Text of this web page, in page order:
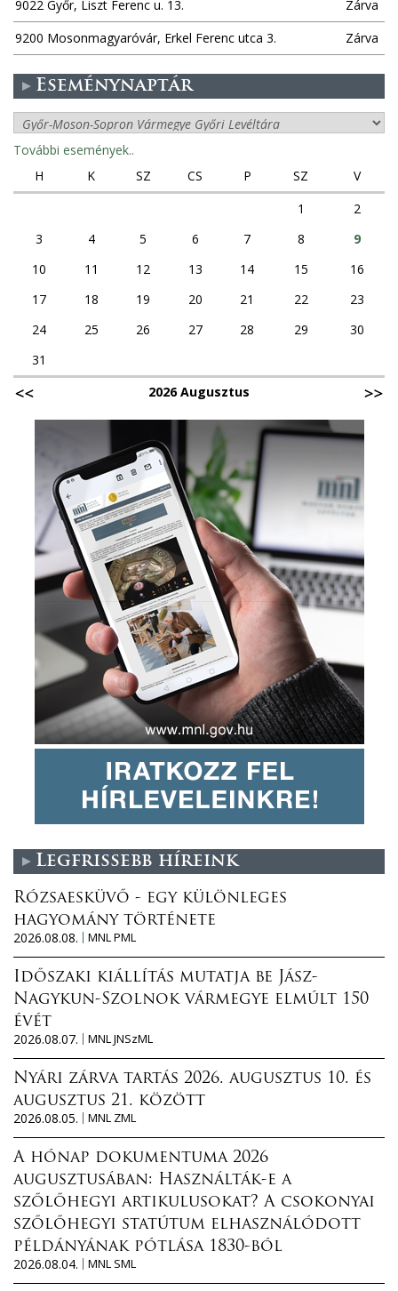
9022 Győr, Liszt Ferenc u. 13.
Zárva
9200 Mosonmagyaróvár, Erkel Ferenc utca 3.
Zárva
Eseménynaptár
További események..
H
K SZ CS P SZ
V
1
2
3
4 5 6 7 8
9
10
11 12 13 14 15
16
17
18 19 20 21 22
23
24
25 26 27 28 29
30
31
2026 Augusztus
Legfrissebb híreink
Rózsaesküvő - egy különleges
hagyomány története
2026.08.08.
MNL PML
Időszaki kiállítás mutatja be Jász-
Nagykun-Szolnok vármegye elmúlt 150
évét
2026.08.07.
MNL JNSzML
Nyári zárva tartás 2026. augusztus 10. és
augusztus 21. között
2026.08.05.
MNL ZML
A hónap dokumentuma 2026
augusztusában: Használták-e a
szőlőhegyi artikulusokat? A csokonyai
szőlőhegyi statútum elhasználódott
példányának pótlása 1830-ból
2026.08.04.
MNL SML